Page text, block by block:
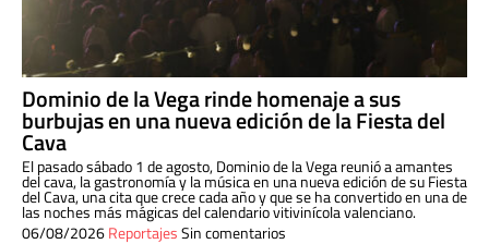
Dominio de la Vega rinde homenaje a sus
burbujas en una nueva edición de la Fiesta del
Cava
El pasado sábado 1 de agosto, Dominio de la Vega reunió a amantes
del cava, la gastronomía y la música en una nueva edición de su Fiesta
del Cava, una cita que crece cada año y que se ha convertido en una de
las noches más mágicas del calendario vitivinícola valenciano.
06/08/2026ReportajesSin comentarios